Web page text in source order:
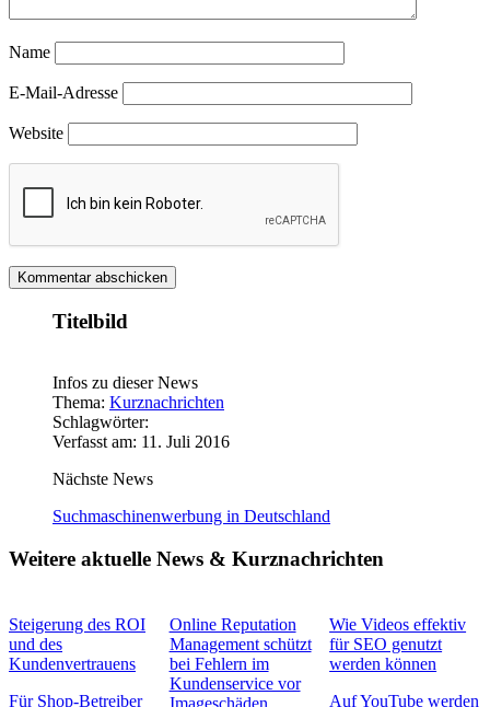
Name
E-Mail-Adresse
Website
Titelbild
Infos zu dieser News
Thema: Kurznachrichten
Schlagwörter:
Verfasst am: 11. Juli 2016
Nächste News
Suchmaschinenwerbung in Deutschland
Weitere aktuelle News & Kurznachrichten
Steigerung des ROI
und des
Kundenvertrauens
Für Shop-Betreiber
Online Reputation
Management schützt
bei Fehlern im
Kundenservice vor
Imageschäden
Wie Videos effektiv
für SEO genutzt
werden können
Auf YouTube werden